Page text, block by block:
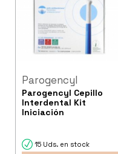
Parogencyl
Parogencyl Cepillo
Interdental Kit
Iniciación
15 Uds. en stock